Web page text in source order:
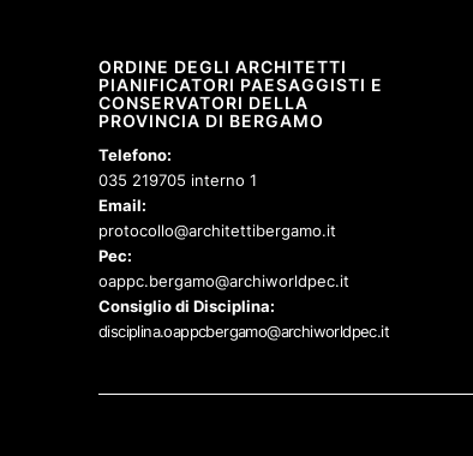
ORDINE DEGLI ARCHITETTI
PIANIFICATORI PAESAGGISTI E
CONSERVATORI DELLA
PROVINCIA DI BERGAMO
Telefono:
035 219705 interno 1
Email:
protocollo@architettibergamo.it
Pec:
oappc.bergamo@archiworldpec.it
Consiglio di Disciplina:
disciplina.oappcbergamo@archiworldpec.it